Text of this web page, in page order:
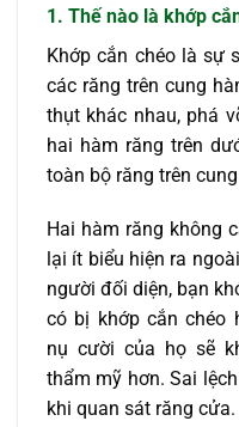
1. Thế nào là khớp
Khớp cắn chéo là sự
các răng trên cung
thụt khác nhau, phá
hai hàm răng trên
toàn bộ răng trên
Hai hàm răng không
lại ít biểu hiện ra
người đối diện, bạn
có bị khớp cắn chéo
nụ cười của họ sẽ
thẩm mỹ hơn. Sai
khi quan sát răng cửa.